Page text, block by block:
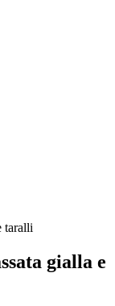
taralli
gialla e